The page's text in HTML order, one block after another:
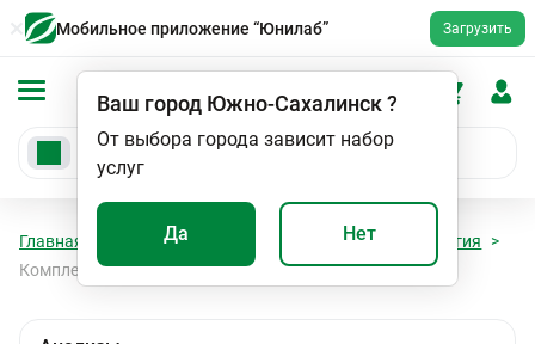
Мобильное приложение “Юнилаб” Загрузить
Ваш город Южно-Сахалинск?
От выбора города зависит набор
услуг
Да Нет
Главная Анализы
Иммуноаллергология
Комплексные панели, специфические IgE (Иммуноблот)